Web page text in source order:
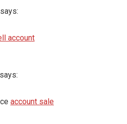
says:
account
says:
account sale